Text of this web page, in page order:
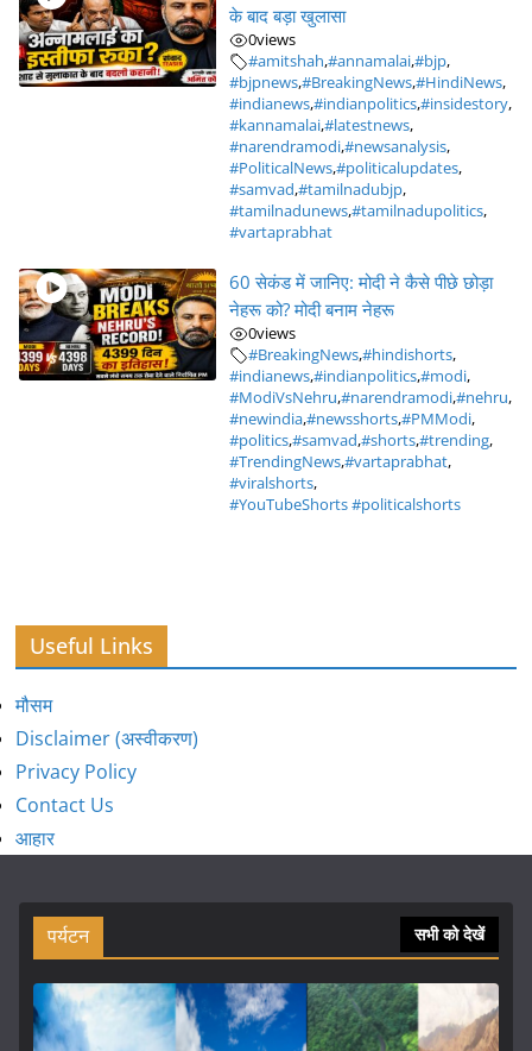
के बाद बड़ा खुलासा
0views
#amitshah,#annamalai,#bjp,
#bjpnews,#BreakingNews,#HindiNews,
#indianews,#indianpolitics,#insidestory,
#kannamalai,#latestnews,
#narendramodi,#newsanalysis,
#PoliticalNews,#politicalupdates,
#samvad,#tamilnadubjp,
#tamilnadunews,#tamilnadupolitics,
#vartaprabhat
60 सेकंड में जानिए: मोदी ने कैसे पीछे छोड़ा
नेहरू को? मोदी बनाम नेहरू
0views
#BreakingNews,#hindishorts,
#indianews,#indianpolitics,#modi,
#ModiVsNehru,#narendramodi,#nehru,
#newindia,#newsshorts,#PMModi,
#politics,#samvad,#shorts,#trending,
#TrendingNews,#vartaprabhat,
#viralshorts,
#YouTubeShorts #politicalshorts
Useful Links
मौसम
Disclaimer (अस्वीकरण)
Privacy Policy
Contact Us
आहार
पर्यटन सभी को देखें